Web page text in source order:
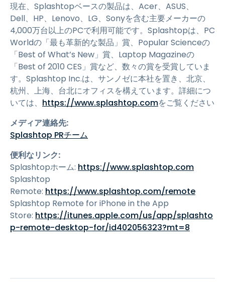
現在、Splashtopベースの製品は、Acer、ASUS、
Dell、HP、Lenovo、LG、Sonyを含む主要メーカーの
4,000万台以上のPCで利用可能です。Splashtopは、PC
Worldの「最も革新的な製品」賞、Popular Scienceの
「Best of What’s New」賞、Laptop Magazineの
「Best of 2010 CES」賞など、数々の賞を受賞していま
す。Splashtop Inc.は、サンノゼに本社を置き、北京、
杭州、上海、台北にオフィスを構えています。詳細につ
いては、 https://www.splashtop.comをご覧ください
メディア連絡先:
Splashtop PRチーム
便利なリンク:
Splashtopホーム: https://www.splashtop.com
Splashtop
Remote: https://www.splashtop.com/remote
Splashtop Remote for iPhone in the App
Store: https://itunes.apple.com/us/app/splashto
p-remote-desktop-for/id402056323?mt=8